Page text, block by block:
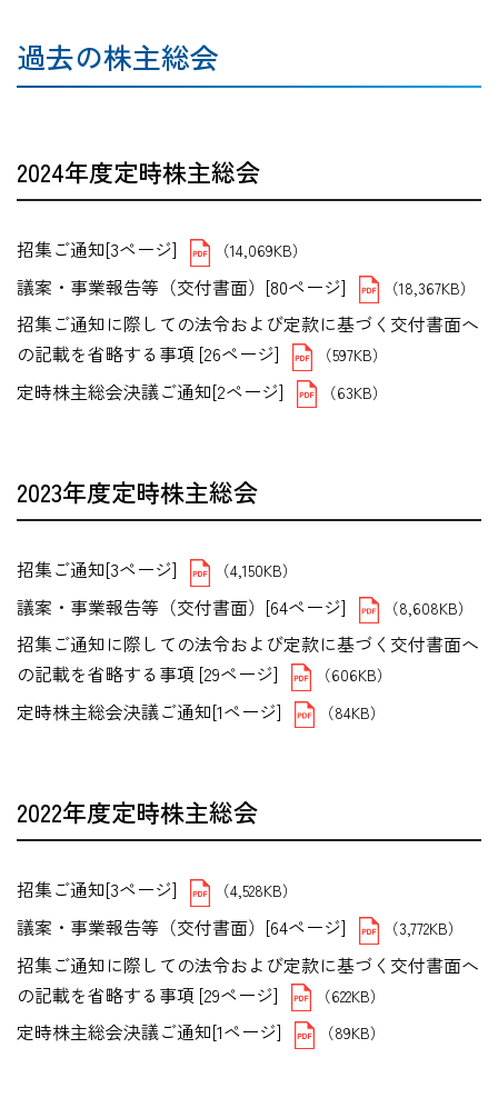
過去の株主総会
2024年度定時株主総会
招集ご通知[3ページ] （14,069KB）
議案・事業報告等（交付書面）[80ページ] （18,367KB）
招集ご通知に際しての法令および定款に基づく交付書面へ
の記載を省略する事項 [26ページ]
（597KB）
定時株主総会決議ご通知[2ページ] （63KB）
2023年度定時株主総会
招集ご通知[3ページ] （4,150KB）
議案・事業報告等（交付書面）[64ページ] （8,608KB）
招集ご通知に際しての法令および定款に基づく交付書面へ
の記載を省略する事項 [29ページ]
（606KB）
定時株主総会決議ご通知[1ページ] （84KB）
2022年度定時株主総会
招集ご通知[3ページ] （4,528KB）
議案・事業報告等（交付書面）[64ページ] （3,772KB）
招集ご通知に際しての法令および定款に基づく交付書面へ
の記載を省略する事項 [29ページ]
（622KB）
定時株主総会決議ご通知[1ページ] （89KB）